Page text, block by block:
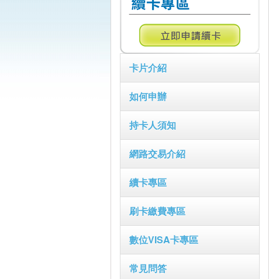
卡片介紹
如何申辦
持卡人須知
網路交易介紹
續卡專區
刷卡繳費專區
數位VISA卡專區
常見問答